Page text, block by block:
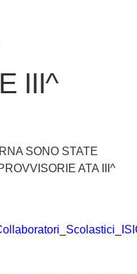
III^
SONO STATE
ATA III^